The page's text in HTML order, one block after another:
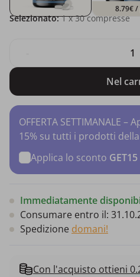
8.79€/
Selezionato: 1x 30 compresse
Nel
OFFERTA SETTIMANALE
15% su tutti i prodotti
Applica lo sconto GET15
Immediatamente
Consumare entro il:
Spedizione domani!
Con l'acquisto ottieni